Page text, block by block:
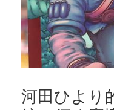
河田ひより